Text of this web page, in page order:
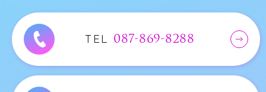
TEL 087-869-8288